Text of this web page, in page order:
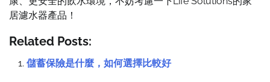
居濾水器產品！
Related Posts:
儲蓄保險是什麼，如何選擇比較好